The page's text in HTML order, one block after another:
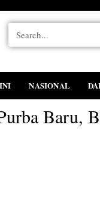
NASIONAL
Baru,